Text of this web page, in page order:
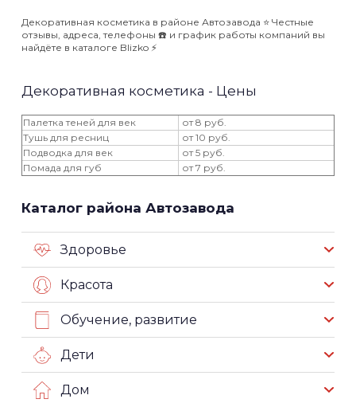
Декоративная косметика в районе Автозавода ⭐️ Честные
отзывы, адреса, телефоны ☎️ и график работы компаний вы
найдёте в каталоге Blizko ⚡️
Декоративная косметика - Цены
Палетка теней для век
от 8 руб.
Тушь для ресниц
от 10 руб.
Подводка для век
от 5 руб.
Помада для губ
от 7 руб.
Каталог района Автозавода
Здоровье
Красота
Обучение, развитие
Дети
Дом